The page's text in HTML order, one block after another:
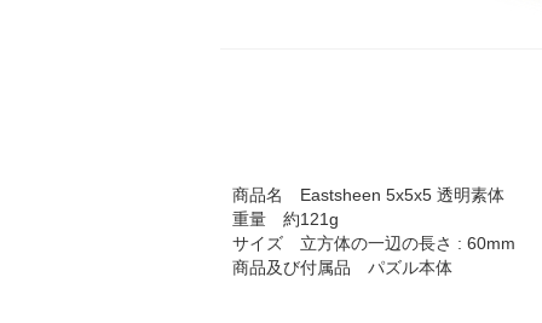
商品名 Eastsheen 5x5x5 透明素体
重量 約121g
サイズ 立方体の一辺の長さ : 60mm
商品及び付属品 パズル本体